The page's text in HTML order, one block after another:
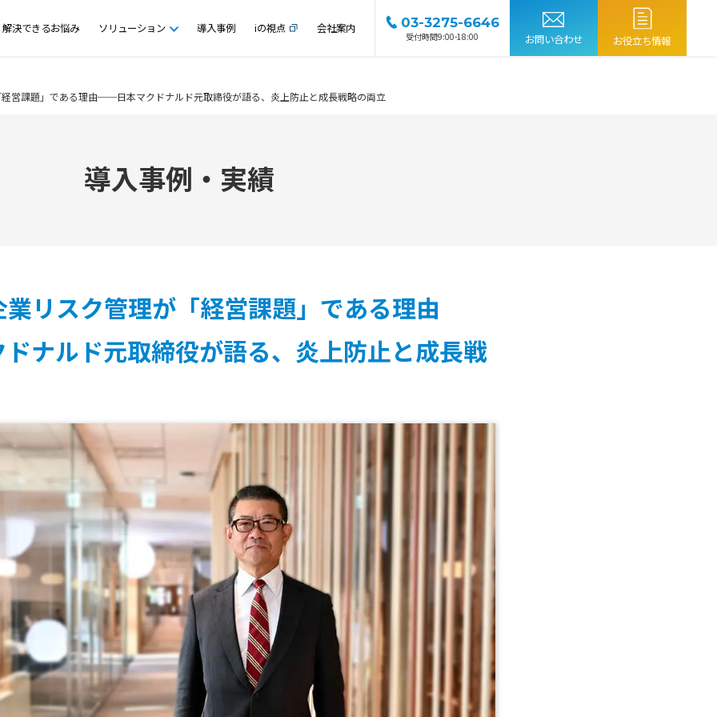
解決できるお悩み ソリューション 導入事例 iの視点 会社案内 03-3275-6646
受付時間9:00-18:00 お問い合わせ お役立ち情報
営課題」である理由──日本マクドナルド元取締役が語る、炎上防止と成長戦略の両立
導入事例・実績
リスク管理が「経営課題」である理由
ナルド元取締役が語る、炎上防止と成長戦